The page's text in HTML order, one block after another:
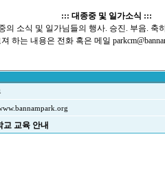
::: 대종중 및 일가소식 :::
의 소식 및 일가님들의 행사. 승진. 부음. 축
하는 내용은 전화 혹은 메일
교 교육 안내